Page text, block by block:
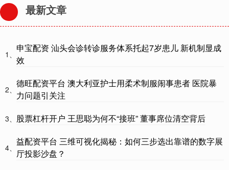
最新文章
1、
申宝配资 汕头会诊转诊服务体系托起7岁患儿 新机制显成
效
2、
德旺配资平台 澳大利亚护士用柔术制服闹事患者 医院暴
力问题引关注
3、 股票杠杆开户 王思聪为何不“接班” 董事席位清空背后
4、
益配资平台 三维可视化揭秘：如何三步选出靠谱的数字展
厅投影沙盘？